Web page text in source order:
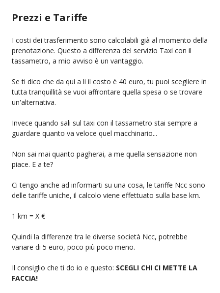
Prezzi e Tariffe
I costi dei trasferimento sono calcolabili già al momento della
prenotazione. Questo a differenza del servizio Taxi con il
tassametro, a mio avviso è un vantaggio.
Se ti dico che da qui a li il costo è 40 euro, tu puoi scegliere in
tutta tranquillità se vuoi affrontare quella spesa o se trovare
un'alternativa.
Invece quando sali sul taxi con il tassametro stai sempre a
guardare quanto va veloce quel macchinario...
Non sai mai quanto pagherai, a me quella sensazione non
piace. E a te?
Ci tengo anche ad informarti su una cosa, le tariffe Ncc sono
delle tariffe uniche, il calcolo viene effettuato sulla base km.
1 km = X €
Quindi la differenze tra le diverse società Ncc, potrebbe
variare di 5 euro, poco più poco meno.
Il consiglio che ti do io e questo: SCEGLI CHI CI METTE LA
FACCIA!